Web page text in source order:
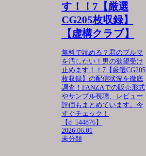
す！！7【厳選
CG205枚収録】
【虚構クラブ】
無料で読める？君のブルマ
を汚したい！男の欲望受け
止めます！！7【厳選CG205
枚収録】の配信状況を徹底
調査！FANZAでの販売形式
やサンプル視聴、レビュー
評価もまとめています。今
すぐチェック！
【d_544876】
2026.06.01
未分類